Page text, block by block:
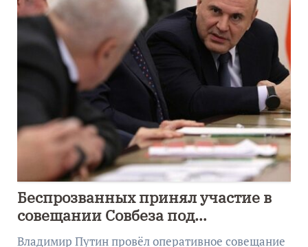
Беспрозванных принял участие в
совещании Совбеза под
руководством Путина
Владимир Путин провёл оперативное совещание